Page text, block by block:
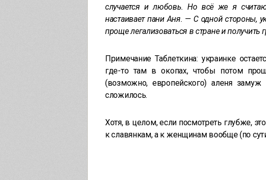
случается и любовь. Но всё же я
настаивает пани Аня. — С одной стороны,
проще легализоваться в стране и получить
Примечание Таблеткина: украинке
где-то там в окопах, чтобы потом
(возможно, европейского) аленя
сложилось.
Хотя, в целом, если посмотреть глубже,
к славянкам, а к женщинам вообще (по